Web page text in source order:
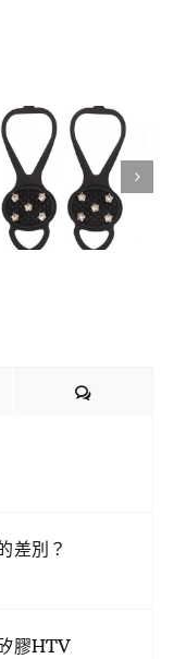
Comments
差別？
膠HTV